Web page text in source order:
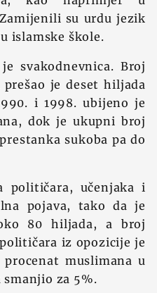
su urdu jezik
islamske škole.
svakodnevnica. Broj
je deset hiljada
i 1998. ubijeno je
dok je ukupni broj
sukoba pa do
političara, učenjaka i
pojava, tako da je
80 hiljada, a broj
iz opozicije je
muslimana u
za 5%.